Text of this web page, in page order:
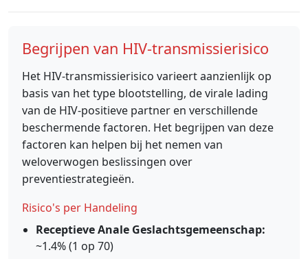
Begrijpen van HIV-transmissierisico
Het HIV-transmissierisico varieert aanzienlijk op
basis van het type blootstelling, de virale lading
van de HIV-positieve partner en verschillende
beschermende factoren. Het begrijpen van deze
factoren kan helpen bij het nemen van
weloverwogen beslissingen over
preventiestrategieën.
Risico's per Handeling
Receptieve Anale Geslachtsgemeenschap:
~1.4% (1 op 70)